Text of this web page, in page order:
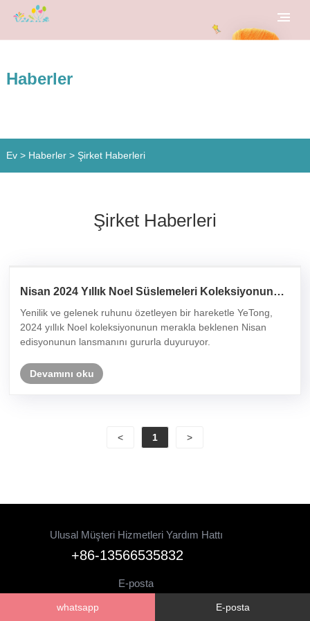
Haberler
Ev > Haberler> Şirket Haberleri
Şirket Haberleri
Nisan 2024 Yıllık Noel Süslemeleri Koleksiyonunun
Yenilik ve gelenek ruhunu özetleyen bir hareketle YeTong,
2024 yıllık Noel koleksiyonunun merakla beklenen Nisan
edisyonunun lansmanını gururla duyuruyor.
Devamını oku
< 1 >
Ulusal Müşteri Hizmetleri Yardım Hattı
+86-13566535832
E-posta
sonia.decocraft@gmail.com
whatsapp E-posta